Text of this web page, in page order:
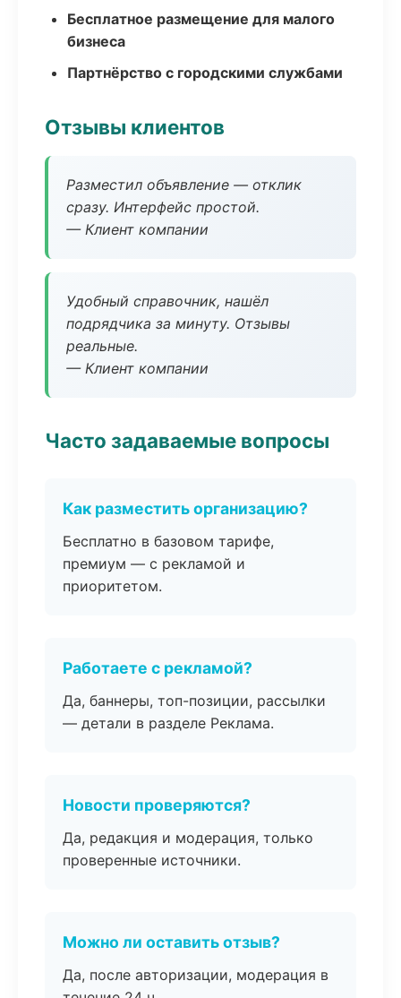
Бесплатное размещение для малого
бизнеса
Партнёрство с городскими службами
Отзывы клиентов
Разместил объявление — отклик
сразу. Интерфейс простой.
— Клиент компании
Удобный справочник, нашёл
подрядчика за минуту. Отзывы
реальные.
— Клиент компании
Часто задаваемые вопросы
Как разместить организацию?
Бесплатно в базовом тарифе,
премиум — с рекламой и
приоритетом.
Работаете с рекламой?
Да, баннеры, топ-позиции, рассылки
— детали в разделе Реклама.
Новости проверяются?
Да, редакция и модерация, только
проверенные источники.
Можно ли оставить отзыв?
Да, после авторизации, модерация в